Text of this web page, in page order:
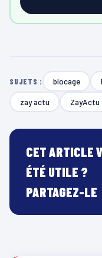
SUJETS : blocage
zay actu ZayActu
CET ARTICLE
ÉTÉ UTILE ?
PARTAGEZ-LE